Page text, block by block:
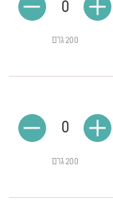
200 גרם
0
200 גרם
0